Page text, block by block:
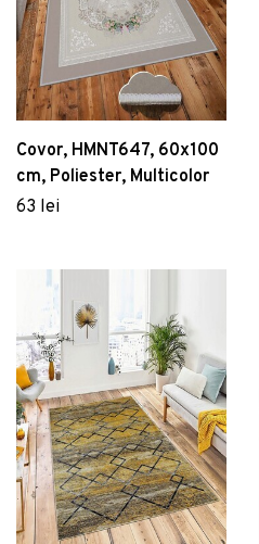
Covor, HMNT647, 60x100
cm, Poliester, Multicolor
63 lei